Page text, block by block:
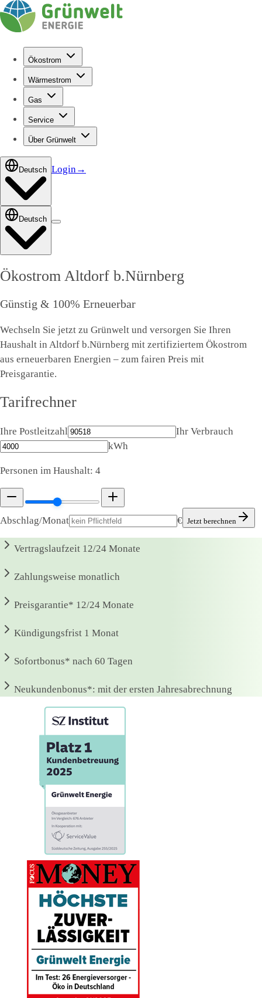
Ökostrom
Wärmestrom
Gas
Service
Über Grünwelt
Deutsch Login→
Deutsch
Ökostrom Altdorf b.Nürnberg
Günstig & 100% Erneuerbar
Wechseln Sie jetzt zu Grünwelt und versorgen Sie Ihren
Haushalt in Altdorf b.Nürnberg mit zertifiziertem Ökostrom
aus erneuerbaren Energien – zum fairen Preis mit
Preisgarantie.
Tarifrechner
Ihre Postleitzahl
Ihr Verbrauch
kWh
Personen im Haushalt: 4
Abschlag/Monat € Jetzt berechnen
Vertragslaufzeit 12/24 Monate
Zahlungsweise monatlich
Preisgarantie* 12/24 Monate
Kündigungsfrist 1 Monat
Sofortbonus* nach 60 Tagen
Neukundenbonus*: mit der ersten Jahresabrechnung